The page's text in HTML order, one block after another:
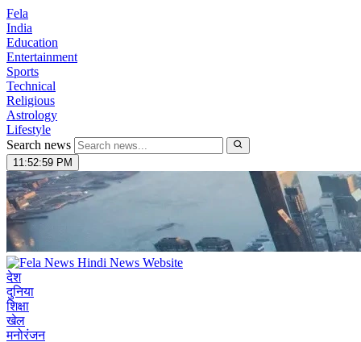
Fela
India
Education
Entertainment
Sports
Technical
Religious
Astrology
Lifestyle
Search news
11:53:00 PM
देश
दुनिया
शिक्षा
खेल
मनोरंजन